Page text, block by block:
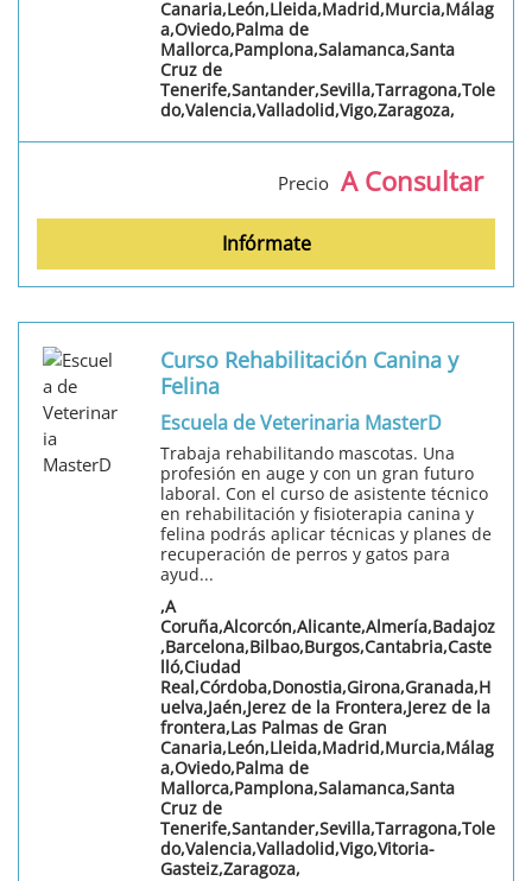
Canaria,León,Lleida,Madrid,Murcia,Málag
a,Oviedo,Palma de
Mallorca,Pamplona,Salamanca,Santa
Cruz de
Tenerife,Santander,Sevilla,Tarragona,Tole
do,Valencia,Valladolid,Vigo,Zaragoza,
Precio A Consultar
Infórmate
Curso Rehabilitación Canina y
Felina
Escuela de Veterinaria MasterD
Trabaja rehabilitando mascotas. Una
profesión en auge y con un gran futuro
laboral. Con el curso de asistente técnico
en rehabilitación y fisioterapia canina y
felina podrás aplicar técnicas y planes de
recuperación de perros y gatos para
ayud...
,A
Coruña,Alcorcón,Alicante,Almería,Badajoz
,Barcelona,Bilbao,Burgos,Cantabria,Caste
lló,Ciudad
Real,Córdoba,Donostia,Girona,Granada,H
uelva,Jaén,Jerez de la Frontera,Jerez de la
frontera,Las Palmas de Gran
Canaria,León,Lleida,Madrid,Murcia,Málag
a,Oviedo,Palma de
Mallorca,Pamplona,Salamanca,Santa
Cruz de
Tenerife,Santander,Sevilla,Tarragona,Tole
do,Valencia,Valladolid,Vigo,Vitoria-
Gasteiz,Zaragoza,